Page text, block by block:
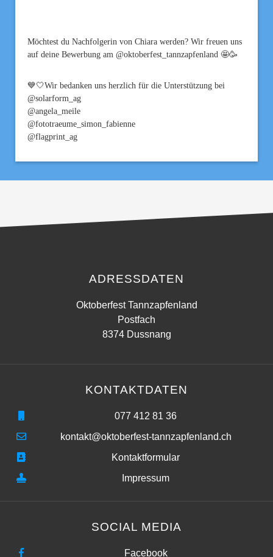
Möchtest du Nachfolgerin von Chiara werden? Wir freuen uns
auf deine Bewerbung am @oktoberfest_tannzapfenland 🤩🥳
💙🤍Wir bedanken uns herzlich für die Unterstützung bei
@solarform_ag
@angela_meile
@fototraeume_simon_fabienne
@flagprint_ag
ADRESSDATEN
Oktoberfest Tannzapfenland
Postfach
8374 Dussnang
KONTAKTDATEN
077 412 81 36
kontakt@oktoberfest-tannzapfenland.ch
Kontaktformular
Impressum
SOCIAL MEDIA
Facebook